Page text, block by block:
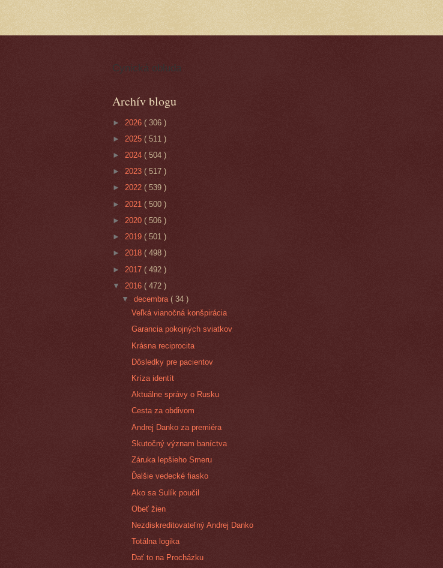
Cynická obluda
Archív blogu
► 2026 ( 306 )
► 2025 ( 511 )
► 2024 ( 504 )
► 2023 ( 517 )
► 2022 ( 539 )
► 2021 ( 500 )
► 2020 ( 506 )
► 2019 ( 501 )
► 2018 ( 498 )
► 2017 ( 492 )
▼ 2016 ( 472 )
▼decembra( 34 )
Veľká vianočná konšpirácia
Garancia pokojných sviatkov
Krásna reciprocita
Dôsledky pre pacientov
Kríza identít
Aktuálne správy o Rusku
Cesta za obdivom
Andrej Danko za premiéra
Skutočný význam baníctva
Záruka lepšieho Smeru
Ďalšie vedecké fiasko
Ako sa Sulík poučil
Obeť žien
Nezdiskreditovateľný Andrej Danko
Totálna logika
Dať to na Procházku